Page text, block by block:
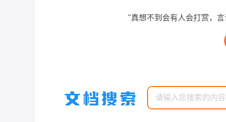
"真想不到会有人会打赏，